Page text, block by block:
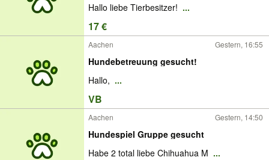
Anzeige aufgeben
​Hallo liebe Tierbesitzer! ...
17 €
Aachen Gestern, 16:55
Hundebetreuung gesucht!
Hallo, ...
VB
Aachen Gestern, 14:50
Hundespiel Gruppe gesucht
Habe 2 total liebe Chihuahua M ...